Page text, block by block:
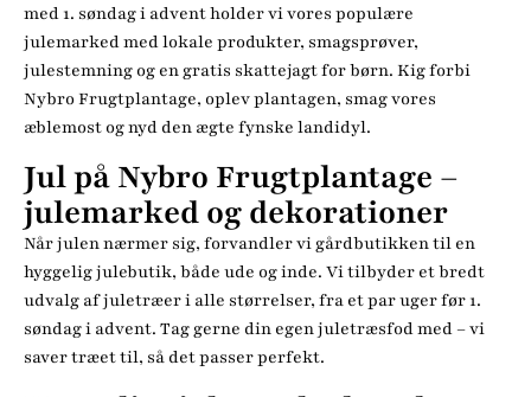
med 1. søndag i advent holder vi vores populære
julemarked med lokale produkter, smagsprøver,
julestemning og en gratis skattejagt for børn. Kig forbi
Nybro Frugtplantage, oplev plantagen, smag vores
æblemost og nyd den ægte fynske landidyl.
Jul på Nybro Frugtplantage –
julemarked og dekorationer
Når julen nærmer sig, forvandler vi gårdbutikken til en
hyggelig julebutik, både ude og inde. Vi tilbyder et bredt
udvalg af juletræer i alle størrelser, fra et par uger før 1.
søndag i advent. Tag gerne din egen juletræsfod med – vi
saver træet til, så det passer perfekt.